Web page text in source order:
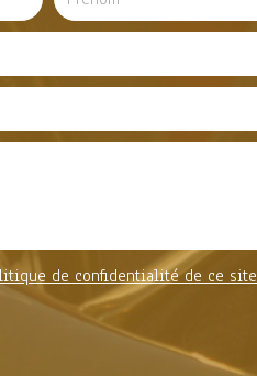
de confidentialité de ce site